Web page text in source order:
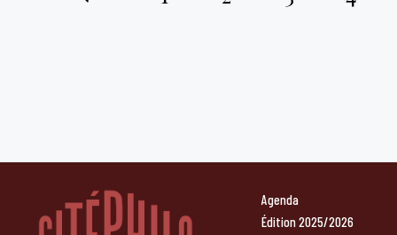
Agenda
Édition 2025/2026